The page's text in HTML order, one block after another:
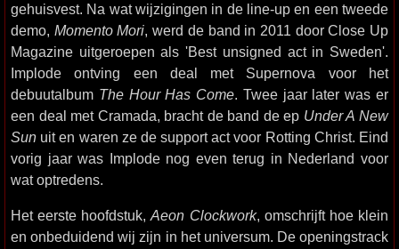
gehuisvest. Na wat wijzigingen in de line-up en een tweede
demo, Momento Mori, werd de band in 2011 door Close Up
Magazine uitgeroepen als 'Best unsigned act in Sweden'.
Implode ontving een deal met Supernova voor het
debuutalbum The Hour Has Come. Twee jaar later was er
een deal met Cramada, bracht de band de ep Under A New
Sun uit en waren ze de support act voor Rotting Christ. Eind
vorig jaar was Implode nog even terug in Nederland voor
wat optredens.
Het eerste hoofdstuk,Aeon Clockwork, omschrijft hoe klein
en onbeduidend wij zijn in het universum. De openingstrack